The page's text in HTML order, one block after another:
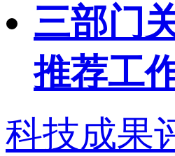
三部门
推荐工
科技成果